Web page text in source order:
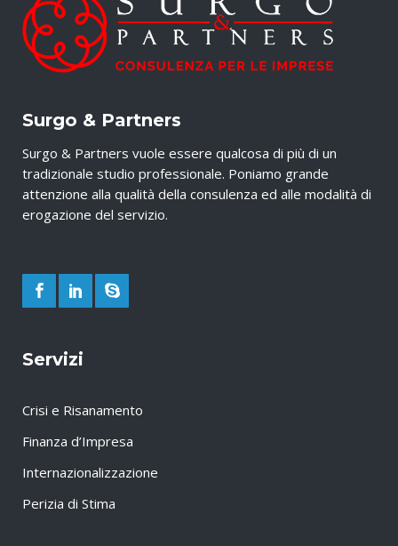
Surgo & Partners
Surgo & Partners vuole essere qualcosa di più di un
tradizionale studio professionale. Poniamo grande
attenzione alla qualità della consulenza ed alle modalità di
erogazione del servizio.
Servizi
Crisi e Risanamento
Finanza d’Impresa
Internazionalizzazione
Perizia di Stima